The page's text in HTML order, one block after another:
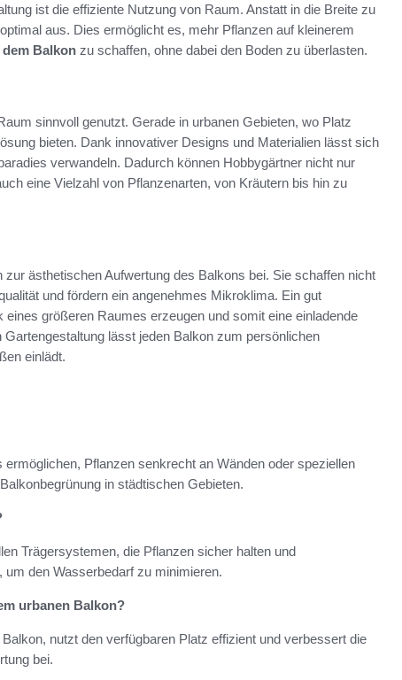
ist die effiziente Nutzung von Raum. Anstatt in die Breite zu
aus. Dies ermöglicht es, mehr Pflanzen auf kleinerem
Balkon zu schaffen, ohne dabei den Boden zu überlasten.
sinnvoll genutzt. Gerade in urbanen Gebieten, wo Platz
bieten. Dank innovativer Designs und Materialien lässt sich
verwandeln. Dadurch können Hobbygärtner nicht nur
eine Vielzahl von Pflanzenarten, von Kräutern bis hin zu
ästhetischen Aufwertung des Balkons bei. Sie schaffen nicht
und fördern ein angenehmes Mikroklima. Ein gut
eines größeren Raumes erzeugen und somit eine einladende
lässt jeden Balkon zum persönlichen
einlädt.
Pflanzen senkrecht an Wänden oder speziellen
in städtischen Gebieten.
Trägersystemen, die Pflanzen sicher halten und
den Wasserbedarf zu minimieren.
urbanen Balkon?
nutzt den verfügbaren Platz effizient und verbessert die
bei.